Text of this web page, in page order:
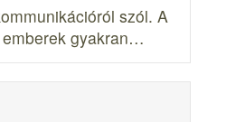
szól. A
embe­rek gyakran…